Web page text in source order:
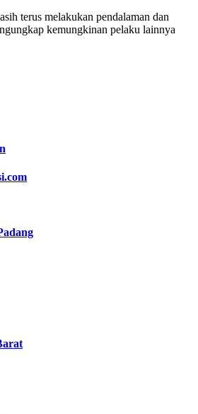
terus melakukan pendalaman dan
kemungkinan pelaku lainnya